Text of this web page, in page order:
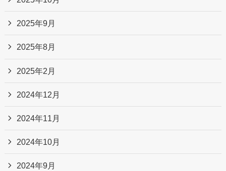
2025年9月
2025年8月
2025年2月
2024年12月
2024年11月
2024年10月
2024年9月